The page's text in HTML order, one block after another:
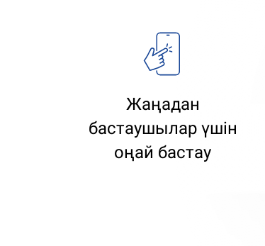
Жаңадан
бастаушылар үшін
оңай бастау